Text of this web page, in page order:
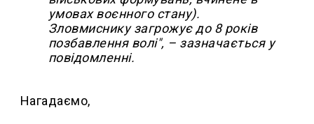
умовах воєнного стану).
Зловмиснику загрожує до 8 років
позбавлення волі", – зазначається у
повідомленні.
Нагадаємо,